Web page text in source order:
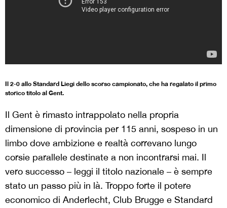
Il 2-0 allo Standard Liegi dello scorso campionato, che ha regalato il primo
storico titolo al Gent.
Il Gent è rimasto intrappolato nella propria
dimensione di provincia per 115 anni, sospeso in un
limbo dove ambizione e realtà correvano lungo
corsie parallele destinate a non incontrarsi mai. Il
vero successo – leggi il titolo nazionale – è sempre
stato un passo più in là. Troppo forte il potere
economico di Anderlecht, Club Brugge e Standard